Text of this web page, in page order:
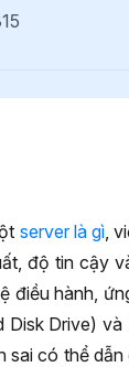
server là gì,
độ tin cậy
điều hành,
Drive)
có thể